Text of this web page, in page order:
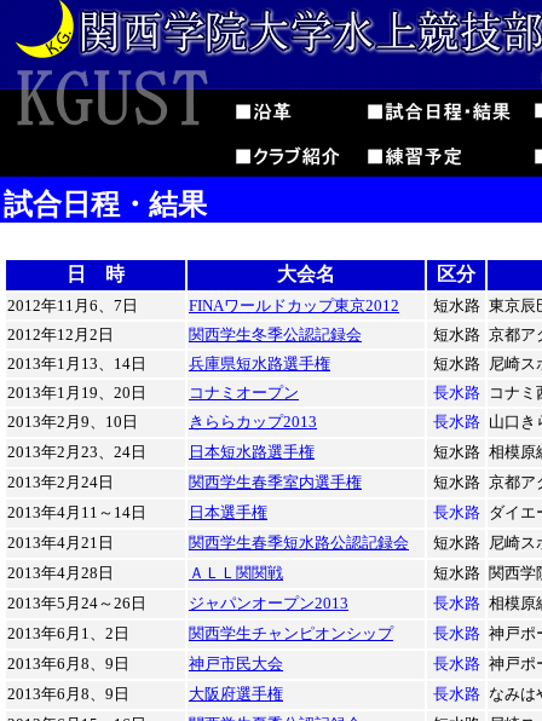
試合日程・結果
日 時 大会名 区分
2012年11月6、7日 FINAワールドカップ東京2012 短水路 東京辰
2012年12月2日
関西学生冬季公認記録会 短水路 京都ア
2013年1月13、14日
兵庫県短水路選手権 短水路 尼崎ス
2013年1月19、20日
コナミオープン 長水路
コナミ
2013年2月9、10日
きららカップ2013 長水路 山口き
2013年2月23、24日
日本短水路選手権 短水路 相模原
2013年2月24日
関西学生春季室内選手権 短水路 京都ア
2013年4月11～14日
日本選手権 長水路 ダイエ
2013年4月21日
関西学生春季短水路公認記録会 短水路 尼崎ス
2013年4月28日
ＡＬＬ関関戦 短水路 関西学
2013年5月24～26日
ジャパンオープン2013 長水路 相模原
2013年6月1、2日
関西学生チャンピオンシップ 長水路 神戸ポ
2013年6月8、9日
神戸市民大会 長水路 神戸ポ
2013年6月8、9日
大阪府選手権 長水路 なみは